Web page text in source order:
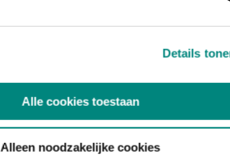
Details
Alle cookies toestaan
Alleen noodzakelijke cookies